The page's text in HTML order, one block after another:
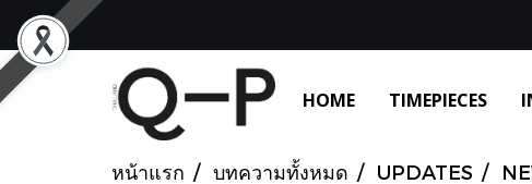
HOME TIMEPIECES
หน้าแรก บทความทั้งหมด UPDATES